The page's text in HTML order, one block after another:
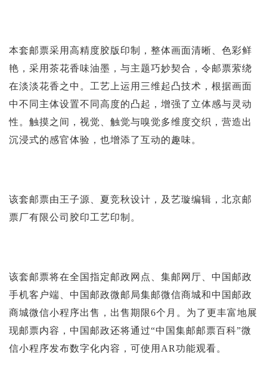
本套邮票采用高精度胶版印制，整体画面清晰、色彩鲜
艳，采用茶花香味油墨，与主题巧妙契合，令邮票萦绕
在淡淡花香之中。工艺上运用三维起凸技术，根据画面
中不同主体设置不同高度的凸起，增强了立体感与灵动
性。触摸之间，视觉、触觉与嗅觉多维度交织，营造出
沉浸式的感官体验，也增添了互动的趣味。
该套邮票由王子源、夏竞秋设计，及艺璇编辑，北京邮
票厂有限公司胶印工艺印制。
该套邮票将在全国指定邮政网点、集邮网厅、中国邮政
手机客户端、中国邮政微邮局集邮微信商城和中国邮政
商城微信小程序出售，出售期限6个月。为了更丰富地展
现邮票内容，中国邮政还将通过“中国集邮邮票百科”微
信小程序发布数字化内容，可使用AR功能观看。